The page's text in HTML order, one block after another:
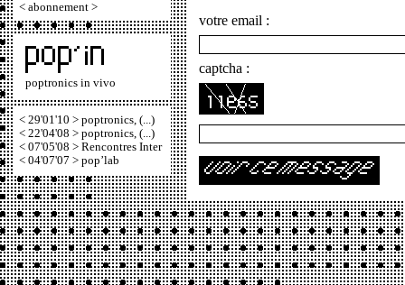
< abonnement >
poptronics in vivo
< 29'01'10 > poptronics, (...)
< 22'04'08 > poptronics, (...)
< 07'05'08 > Rencontres Inter
< 04'07'07 > pop’lab
votre email :
captcha :